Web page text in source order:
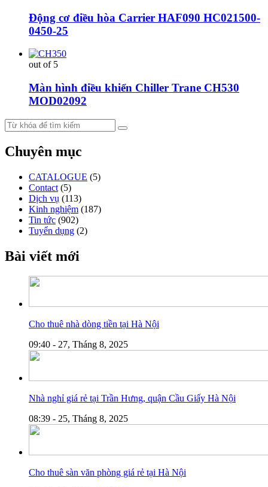
Động cơ điều hòa Carrier HAF090 HC021500-
0450-25
out of 5
Màn hình điều khiển Chiller Trane CH530
MOD02092
Chuyên mục
CATALOGUE (5)
Contact (5)
Dịch vụ (113)
Kinh nghiệm (187)
Tin tức (902)
Tuyển dụng (2)
Bài viết mới
Cho thuê nhà dòng tiền tại Hà Nội
09:40 - 27, Tháng 8, 2025
Nhà nghỉ giá rẻ tại Trần Hưng, quận Cầu Giấy Hà Nội
08:39 - 25, Tháng 8, 2025
Cho thuê sàn văn phòng giá rẻ tại Hà Nội